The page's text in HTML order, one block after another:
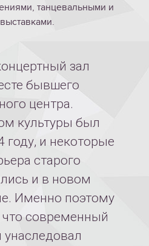
танцевальными и
зал
бывшего
центра.
культуры был
году, и некоторые
старого
и в новом
Именно поэтому
современный
унаследовал